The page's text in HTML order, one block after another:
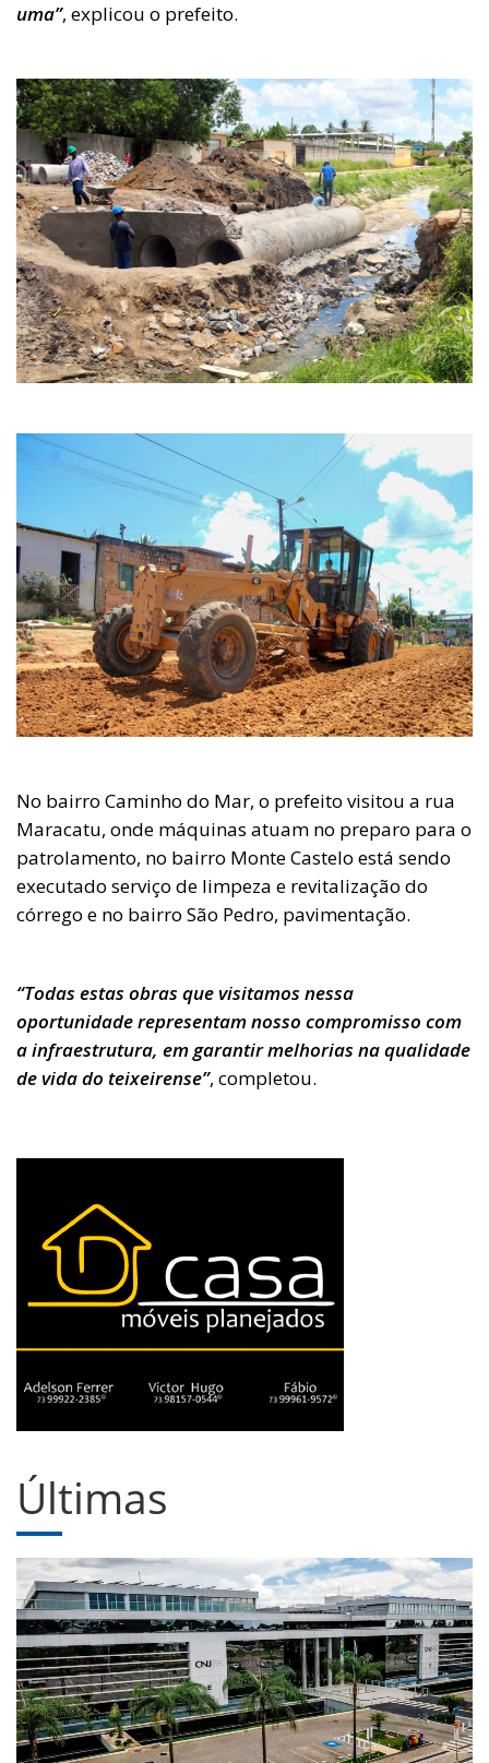
uma”, explicou o prefeito.
No bairro Caminho do Mar, o prefeito visitou a rua
Maracatu, onde máquinas atuam no preparo para o
patrolamento, no bairro Monte Castelo está sendo
executado serviço de limpeza e revitalização do
córrego e no bairro São Pedro, pavimentação.
“Todas estas obras que visitamos nessa
oportunidade representam nosso compromisso com
a infraestrutura, em garantir melhorias na qualidade
de vida do teixeirense”, completou.
Últimas